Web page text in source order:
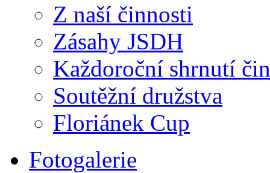
Z naší činnosti
Zásahy JSDH
Každoroční shrnutí
Soutěžní družstva
Floriánek Cup
Fotogalerie